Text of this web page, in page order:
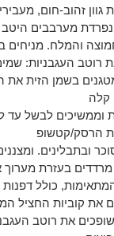
גוון זהוב-חום,
נפרדת מערבבים
והמלח. מניחים
רוטב העגבניות:
בשמן הזית את
קלה
וממשיכים לבשל עד
הרסק/קטשופ
מרדדים בעזרת
כולל דפנות
את קוביות החציל
את רוטב